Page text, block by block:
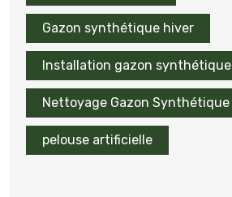
Gazon synthétique hiver
Installation gazon synthétique
Nettoyage Gazon Synthétique
pelouse artificielle